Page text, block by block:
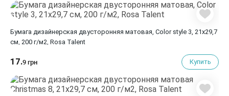
Бумага дизайнерская двусторонняя матовая, Color style 3, 21х29,7
см, 200 г/м2, Rosa Talent
17.9 грн Купить